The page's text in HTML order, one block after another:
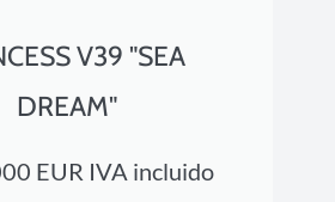
V39 "SEA
DREAM"
EUR IVA incluido